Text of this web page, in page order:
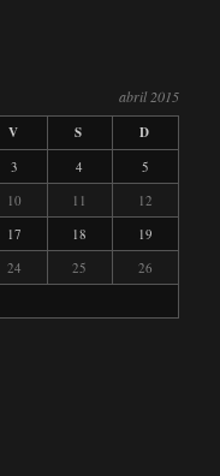
abril 2015
V S D
3 4
5
10 11
12
17 18
19
24 25
26